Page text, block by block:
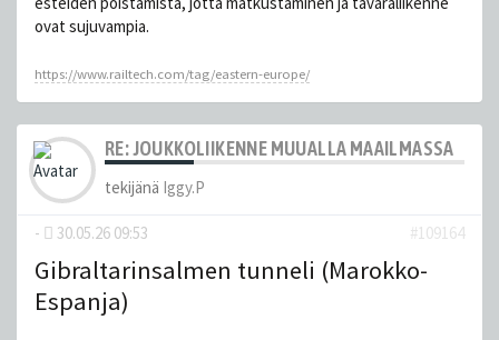
ovat sujuvampia.
https://www.railtech.com/tag/eastern-europe/
RE: JOUKKOLIIKENNE MUUALLA MAAILMASSA
tekijänä Iggy.P
- 30.05.26 09:53 #109164
Gibraltarinsalmen tunneli (Marokko-
Espanja)